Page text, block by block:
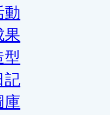
動
果
型
記
庫